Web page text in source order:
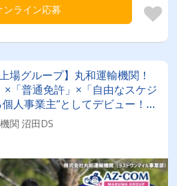
ンライン応募
場グループ】丸和運輸機関！
×「普通免許」×「自由なスケジ
人事業主”としてデビュー！確
サポート体制も♪
関 沼田DS